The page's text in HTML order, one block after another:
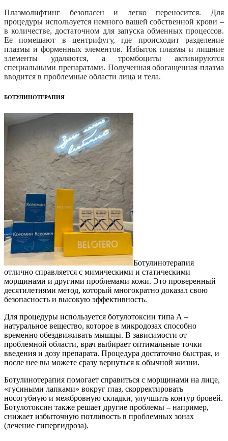
Плазмолифтинг безопасен и легко переносится. Для
процедуры используется немного вашей собственной крови –
в количестве, достаточном для запуска обменных процессов.
Ее помещают в центрифугу, где происходит разделение
плазмы и форменных элементов. Избыток плазмы и лишние
элементы удаляются, а тромбоциты активируются
специальными препаратами. Полученная обогащенная плазма
вводится в проблемные области лица и тела.
БОТУЛИНОТЕРАПИЯ
Ботулинотерапия
отлично справляется с мимическими и статическими
морщинами и другими проблемами кожи. Это проверенный
десятилетиями метод, который многократно доказал свою
безопасность и высокую эффективность.
Для процедуры используется ботулотоксин типа А –
натуральное вещество, которое в микродозах способно
временно обездвиживать мышцы. В зависимости от
проблемной области, врач выбирает оптимальные точки
введения и дозу препарата. Процедура достаточно быстрая, и
после нее вы можете сразу вернуться к обычной жизни.
Ботулинотерапия помогает справиться с морщинами на лице,
«гусиными лапками» вокруг глаз, скорректировать
носогубную и межбровную складки, улучшить контур бровей.
Ботулотоксин также решает другие проблемы – например,
снижает избыточную потливость в проблемных зонах
(лечение гипергидроза).